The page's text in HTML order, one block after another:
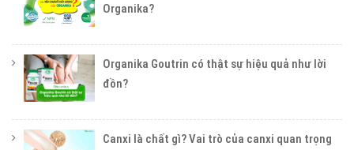
Organika?
Organika Goutrin có thật sự hiệu quả như lời
đồn?
Canxi là chất gì? Vai trò của canxi quan trọng